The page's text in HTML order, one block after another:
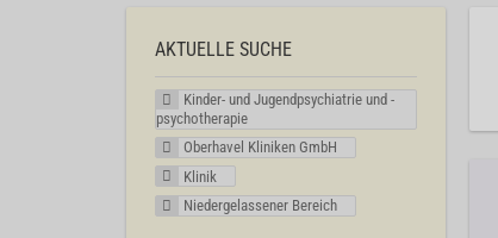
AKTUELLE SUCHE
Kinder- und Jugendpsychiatrie und -
psychotherapie
Oberhavel Kliniken GmbH
Klinik
Niedergelassener Bereich